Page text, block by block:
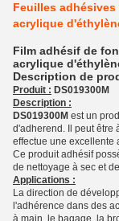
Feuilles
acrylique
Film adhésif de
acrylique
Description de
Produit : DS019300M
Description :
DS019300M est un
d'adherend. Il peut être
effectue une excellente
Ce produit adhésif
de nettoyage à sec et
Applications :
La direction de
l'adhérence dans des
à main, le bagage, la